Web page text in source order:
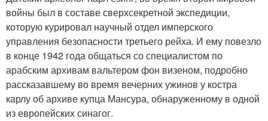
войны был в составе сверхсекретной экспедиции,
которую курировал научный отдел имперского
управления безопасности третьего рейха. И ему повезло
в конце 1942 года общаться со специалистом по
арабским архивам вальтером фон визеном, подробно
рассказавшему во время вечерних ужинов у костра
карлу об архиве купца Мансура, обнаруженному в одной
из европейских синагог.